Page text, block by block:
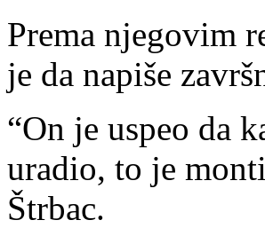
Prema njegovim
je da napiše
“On je uspeo da
uradio, to je
Štrbac.